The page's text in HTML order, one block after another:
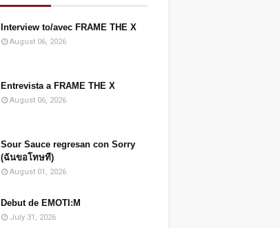
Interview to/avec FRAME THE X
August 06, 2026
Entrevista a FRAME THE X
August 06, 2026
Sour Sauce regresan con Sorry
(ฉันขอโทษที)
August 01, 2026
Debut de EMOTI:M
July 31, 2026